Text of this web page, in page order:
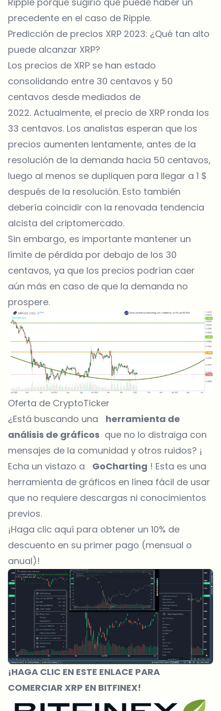
precedente en el caso de Ripple.
Predicción de precios XRP 2023: ¿Qué tan alto
puede alcanzar XRP?
Los precios de XRP se han estado
consolidando entre 30 centavos y 50
centavos desde mediados de
2022. Actualmente, el precio de XRP ronda los
33 centavos. Los analistas esperan que los
precios aumenten lentamente, antes de la
resolución de la demanda hacia 50 centavos,
luego al menos se dupliquen para llegar a 1 $
después de la resolución. Esto también
debería coincidir con la renovada tendencia
alcista del criptomercado.
Sin embargo, es importante mantener un
límite de pérdida por debajo de los 30
centavos, ya que los precios podrían caer
aún más en caso de que la demanda no
prospere.
Oferta de CryptoTicker
¿Está buscando una herramienta de
análisis de gráficos que no lo distraiga con
mensajes de la comunidad y otros ruidos? ¡
Echa un vistazo a GoCharting ! Esta es una
herramienta de gráficos en línea fácil de usar
que no requiere descargas ni conocimientos
previos.
¡Haga clic aquí para obtener un 10% de
descuento en su primer pago (mensual o
anual)!
¡HAGA CLIC EN ESTE ENLACE PARA
COMERCIAR XRP EN BITFINEX!